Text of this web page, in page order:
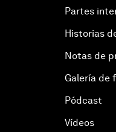
Partes
Historias
Notas de
Galería de
Pódcast
Vídeos